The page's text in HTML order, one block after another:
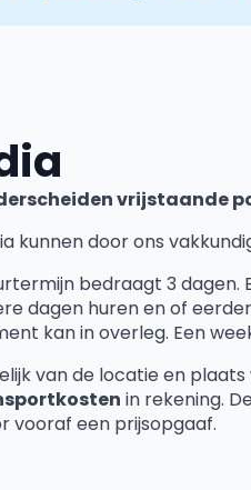
vrijstaande
kunnen door ons
bedraagt 3 dagen.
dagen huren en of
kan in overleg. Een
van de locatie en
in rekening.
vooraf een prijsopgaaf.